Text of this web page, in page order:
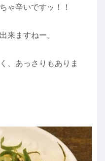
ゃ辛いですッ！！
来ますねー。
、あっさりもありま